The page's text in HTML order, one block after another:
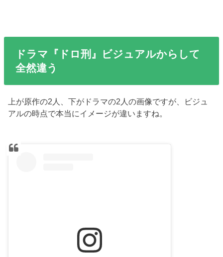
ドラマ『ドロ刑』ビジュアルからして
全然違う
上が原作の2人、下がドラマの2人の画像ですが、ビジュ
アルの時点で本当にイメージが違いますね。